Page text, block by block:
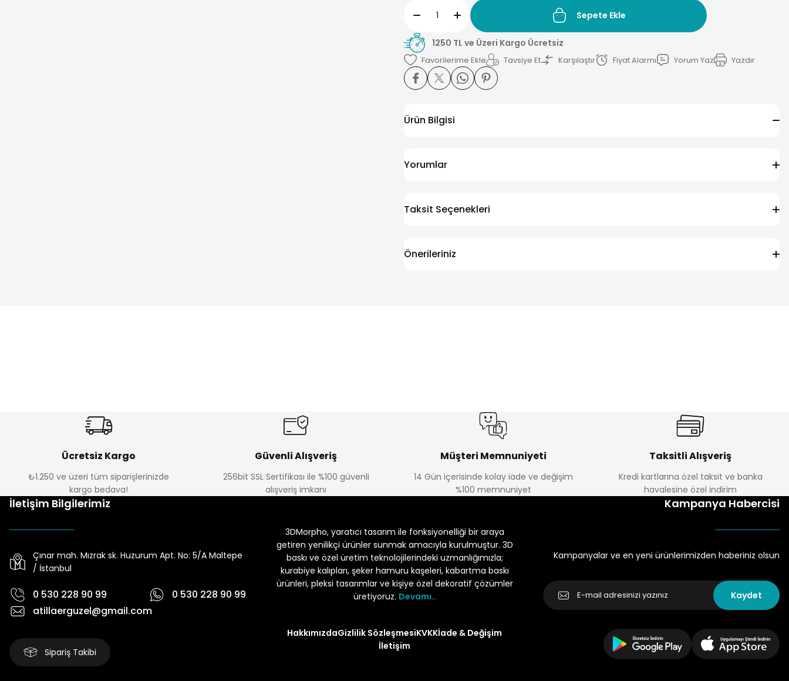
Sepete Ekle
1250 TL ve Üzeri Kargo Ücretsiz
Tavsiye Et Karşılaştır Fiyat Alarmı Yorum Yaz Yazdır
Ürün Bilgisi
Yorumlar
Taksit Seçenekleri
Önerileriniz
Ücretsiz Kargo
₺1.250 ve üzeri tüm siparişlerinizde
kargo bedava!
Güvenli Alışveriş
256bit SSL Sertifikası ile %100 güvenli
alışveriş imkanı
Müşteri Memnuniyeti
14 Gün içerisinde kolay iade ve değişim
%100 memnuniyet
Taksitli Alışveriş
Kredi kartlarına özel taksit ve banka
havalesine özel indirim
İletişim Bilgilerimiz
Çınar mah. Mızrak sk. Huzurum Apt. No: 5/A Maltepe
/ İstanbul
0 530 228 90 99
0 530 228 90 99
atillaerguzel@gmail.com
Sipariş Takibi
3DMorpho, yaratıcı tasarım ile fonksiyonelliği bir araya
getiren yenilikçi ürünler sunmak amacıyla kurulmuştur. 3D
baskı ve özel üretim teknolojilerindeki uzmanlığımızla;
kurabiye kalıpları, şeker hamuru kaşeleri, kabartma baskı
ürünleri, pleksi tasarımlar ve kişiye özel dekoratif çözümler
üretiyoruz. Devamı..
HakkımızdaGizlilik SözleşmesiKVKKİade & Değişim
İletişim
Kampanya Habercisi
Kampanyalar ve en yeni ürünlerimizden haberiniz olsun
Kaydet